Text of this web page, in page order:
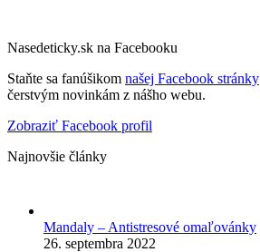
Nasedeticky.sk na Facebooku
Staňte sa fanúšikom našej Facebook stránky
čerstvým novinkám z nášho webu.
Zobraziť Facebook profil
Najnovšie články
Mandaly – Antistresové omaľovánky
26. septembra 2022